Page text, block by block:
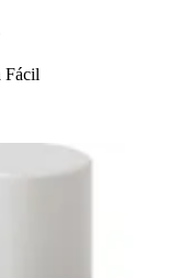
Fácil